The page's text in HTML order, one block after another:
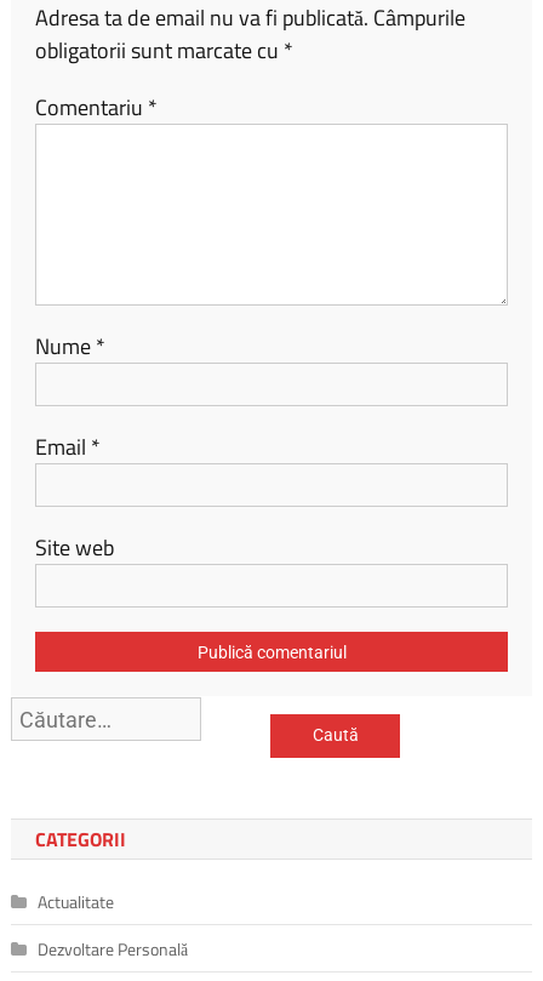
Adresa ta de email nu va fi publicată. Câmpurile
obligatorii sunt marcate cu *
Comentariu *
Nume*
Email *
Site web
CATEGORII
Actualitate
Dezvoltare Personală